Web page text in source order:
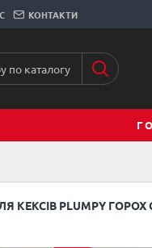
КОНТАКТИ
PLUMPY ГОРОХ